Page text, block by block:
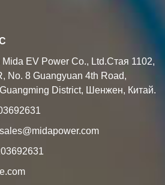
EV Power Co., Ltd.Стая 1102,
No. 8 Guangyuan 4th Road,
District, Шенжен, Китай.
sales@midapower.com